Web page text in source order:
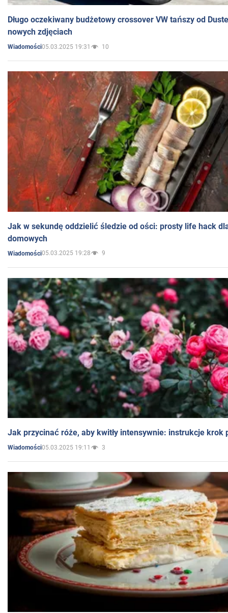
Długo oczekiwany budżetowy crossover VW tańszy od
nowych zdjęciach
Wiadomości05.03.2025 19:31 10
Jak w sekundę oddzielić śledzie od ości: prosty life hack
domowych
Wiadomości05.03.2025 19:28 9
Jak przycinać róże, aby kwitły intensywnie: instrukcje krok
Wiadomości05.03.2025 19:11 3